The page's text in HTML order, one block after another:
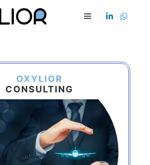
OXYLIOR
CONSULTING